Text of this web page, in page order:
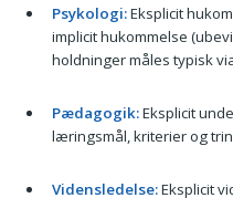
Psykologi:Eksplicit
implicit hukommelse
holdninger måles typisk
Pædagogik:Eksplicit
læringsmål, kriterier og
Vidensledelse:Eksplicit